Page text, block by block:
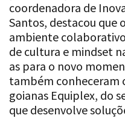
coordenadora de
Santos, destacou que
ambiente
de cultura e mindset
as para o novo
também conheceram
goianas Equiplex, do
que desenvolve